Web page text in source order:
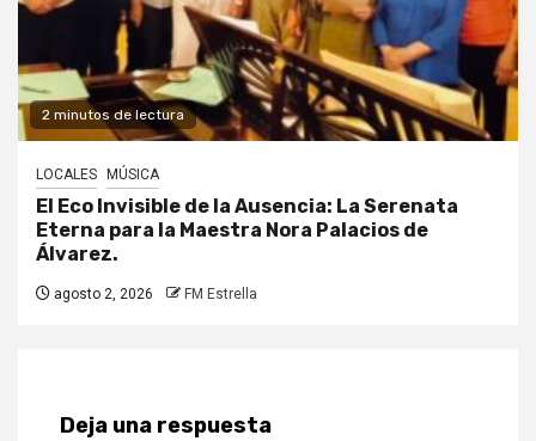
2 minutos de lectura
LOCALES MÚSICA
El Eco Invisible de la Ausencia: La Serenata
Eterna para la Maestra Nora Palacios de
Álvarez.
agosto 2, 2026 FM Estrella
Deja una respuesta